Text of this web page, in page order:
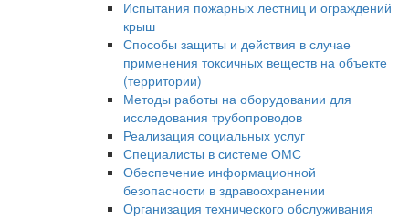
Испытания пожарных лестниц и ограждений
крыш
Способы защиты и действия в случае
применения токсичных веществ на объекте
(территории)
Методы работы на оборудовании для
исследования трубопроводов
Реализация социальных услуг
Специалисты в системе ОМС
Обеспечение информационной
безопасности в здравоохранении
Организация технического обслуживания